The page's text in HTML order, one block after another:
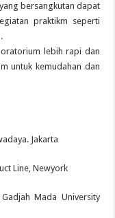
bersangkutan dapat
praktikm seperti
lebih rapi dan
untuk kemudahan dan
Jakarta
Line, Newyork
Mada University